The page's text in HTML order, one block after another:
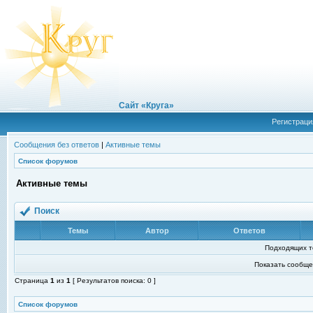
Сайт «Круга»
Сообщения без ответов | Активные темы
Список форумов
Активные темы
Поиск
Темы Автор Ответов
Подходящих
Показать
Страница 1 из 1 [ Результатов поиска: 0 ]
Список форумов